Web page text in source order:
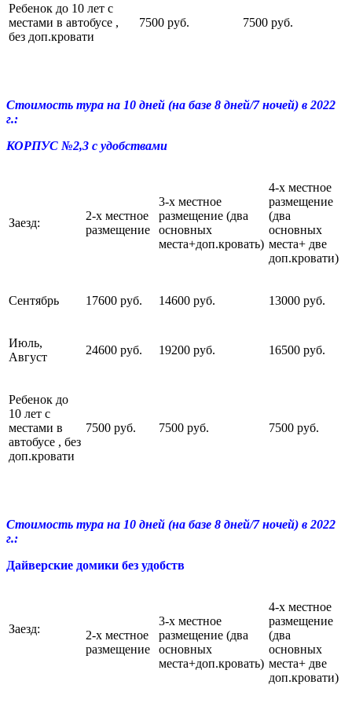
Ребенок до 10 лет с
местами в автобусе ,
без доп.кровати
7500 руб. 7500 руб.
Стоимость тура на 10 дней (на базе 8 дней/7 ночей) в 2022
г.:
КОРПУС №2,3 с удобствами
Заезд:
2-х местное
размещение
3-х местное
размещение (два
основных
места+доп.кровать)
4-х местное
размещение
(два
основных
места+ две
доп.кровати)
Сентябрь 17600 руб. 14600 руб. 13000 руб.
Июль,
Август
24600 руб. 19200 руб. 16500 руб.
Ребенок до
10 лет с
местами в
автобусе , без
доп.кровати
7500 руб. 7500 руб. 7500 руб.
Стоимость тура на 10 дней (на базе 8 дней/7 ночей) в 2022
г.:
Дайверские домики без удобств
Заезд:
2-х местное
размещение
3-х местное
размещение (два
основных
места+доп.кровать)
4-х местное
размещение
(два
основных
места+ две
доп.кровати)